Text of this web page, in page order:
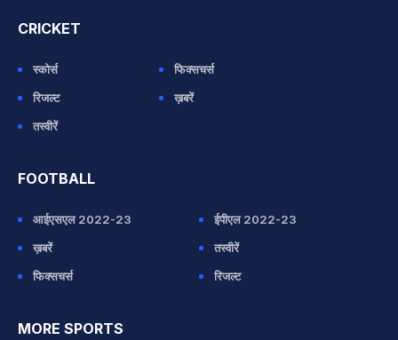
CRICKET
स्कोर्स
फिक्सचर्स
रिजल्ट
ख़बरें
तस्वीरें
FOOTBALL
आईएसएल 2022-23
ईपीएल 2022-23
ख़बरें
तस्वीरें
फिक्सचर्स
रिजल्ट
MORE SPORTS